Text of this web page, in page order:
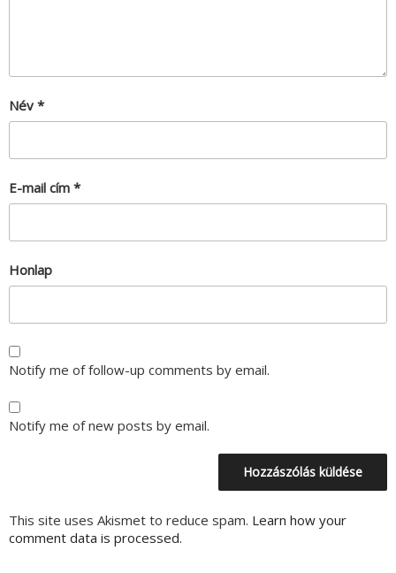
Név *
E-mail cím *
Honlap
Notify me of follow-up comments by email.
Notify me of new posts by email.
This site uses Akismet to reduce spam. Learn how your
comment data is processed.